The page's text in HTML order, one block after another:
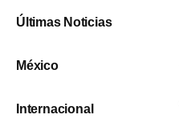
Últimas Noticias
México
Internacional